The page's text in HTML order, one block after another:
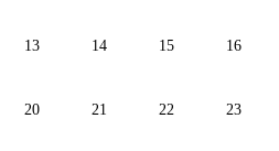
13 14 15 16
20 21 22 23